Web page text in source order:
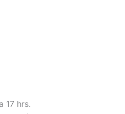
17 hrs.